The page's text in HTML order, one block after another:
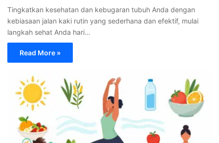
Tingkatkan kesehatan dan kebugaran tubuh Anda dengan
kebiasaan jalan kaki rutin yang sederhana dan efektif, mulai
langkah sehat Anda hari…
Read More »